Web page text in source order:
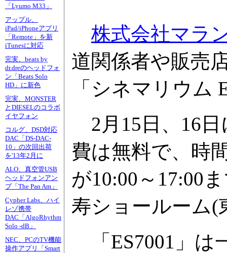
「Lyumo M33」
アップル、
iPad/iPhoneアプリ
「Remote」を新
iTunesに対応
完実、beats by
dr.dreのヘッドフォ
ン「Beats Solo
HD」に新色
完実、MONSTER
とDIESELのコラボ
イヤフォン
コルグ、DSD対応
DAC「DS-DAC-
10」の次回出荷
を'13年2月に
ALO、真空管USB
ヘッドフォンアン
プ「The Pan Am」
Cypher Labs、ハイ
レゾ携帯
DAC「AlgoRhythm
Solo -dB」
NEC、PCのTV機能
操作アプリ「Smart
株式会社マラ
道関係者や販売
「シネマリウム
2月15日、16日
費は無料で、時
が10:00～17:00
寿ショールーム(
「ES7001」は